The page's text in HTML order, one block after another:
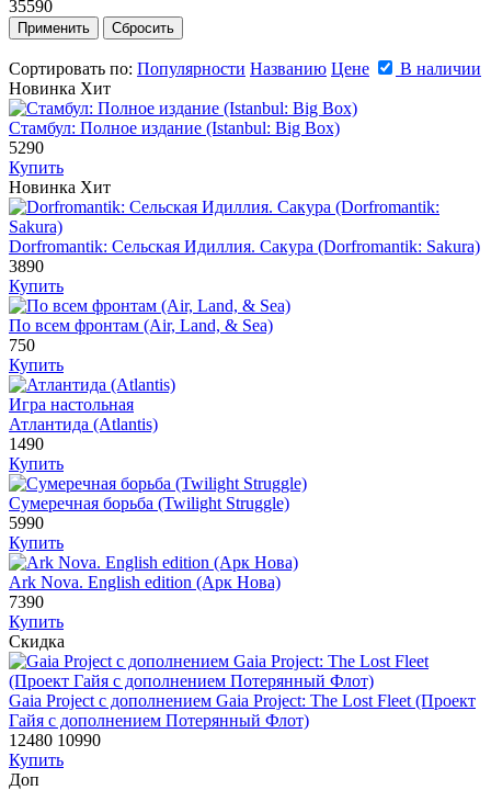
35590
Сортировать по: Популярности Названию Цене
В наличии
Новинка Хит
Стамбул: Полное издание (Istanbul: Big Box)
5290
Купить
Новинка Хит
Dorfromantik: Сельская Идиллия. Сакура (Dorfromantik: Sakura)
3890
Купить
По всем фронтам (Air, Land, & Sea)
750
Купить
Игра настольная
Атлантида (Atlantis)
1490
Купить
Сумеречная борьба (Twilight Struggle)
5990
Купить
Ark Nova. English edition (Арк Нова)
7390
Купить
Скидка
Gaia Project с дополнением Gaia Project: The Lost Fleet (Проект
Гайя с дополнением Потерянный Флот)
12480 10990
Купить
Доп